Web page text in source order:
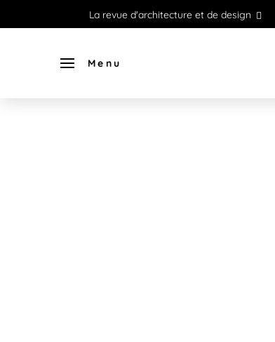
La revue d'architecture et de design
Menu